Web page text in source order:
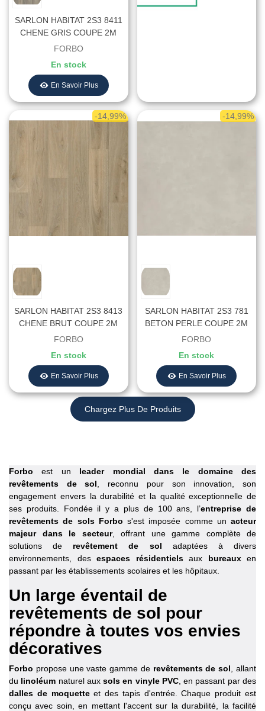
SARLON HABITAT 2S3 8411
CHENE GRIS COUPE 2M
STK - Largeur 2 Mètres
FORBO
En stock
En Savoir Plus
-14,99%
SARLON HABITAT 2S3 8413
CHENE BRUT COUPE 2M
STK - Largeur 2 Mètres
FORBO
En stock
En Savoir Plus
-14,99%
SARLON HABITAT 2S3 781
BETON PERLE COUPE 2M
STK - Largeur 2 Mètres
FORBO
En stock
En Savoir Plus
Chargez Plus De Produits
Forbo est un leader mondial dans le domaine des
revêtements de sol , reconnu pour son innovation, son
engagement envers la durabilité et la qualité exceptionnelle de
ses produits. Fondée il y a plus de 100 ans, l’entreprise de
revêtements de sols Forbo s'est imposée comme un acteur
majeur dans le secteur, offrant une gamme complète de
solutions de revêtement de sol adaptées à divers
environnements, des espaces résidentielsaux bureauxen
passant par les établissements scolaires et les hôpitaux.
Un large éventail de
revêtements de sol pour
répondre à toutes vos envies
décoratives
Forbo propose une vaste gamme de revêtements de sol , allant
du linoléum naturel auxsols en vinyle PVC, en passant par des
dalles de moquetteet des tapis d'entrée. Chaque produit est
conçu avec soin, en mettant l'accent sur la durabilité, la facilité